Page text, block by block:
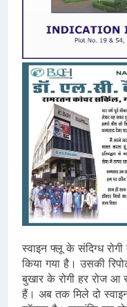
स्वाइन फ्लू के संदिग्ध रोगी
किया गया है। उसकी
बुखार के रोगी हर रोज आ
हैं। अब तक मिले दो